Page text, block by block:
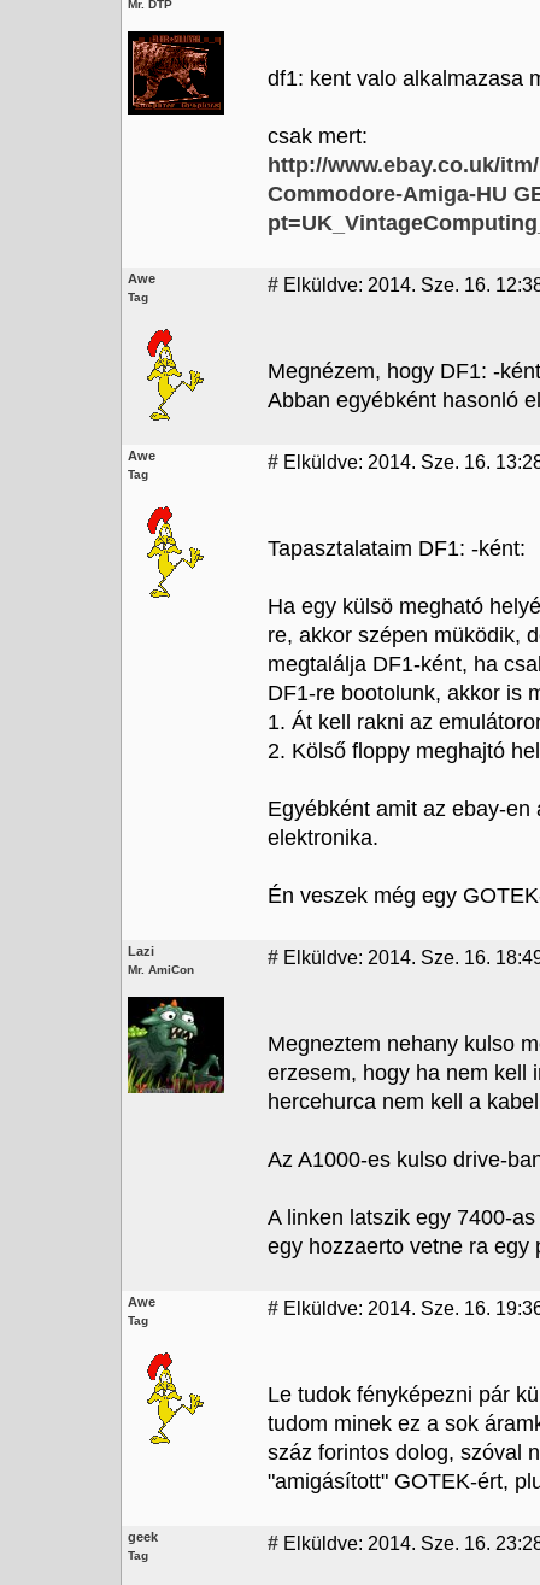
Mr. DTP
df1: kent valo alkalmazasa
csak mert:
http://www.ebay.co.uk/
Commodore-Amiga-HU
Awe
Tag
# Elküldve: 2014. Sze. 16.
Megnézem, hogy DF1: -
Abban egyébként hasonló
Awe
Tag
# Elküldve: 2014. Sze. 16.
Tapasztalataim DF1: -ként:
Ha egy külsö megható
re, akkor szépen müködik,
megtalálja DF1-ként, ha
DF1-re bootolunk, akkor is
1. Át kell rakni az
2. Kölső floppy meghajtó
Egyébként amit az ebay-
elektronika.
Én veszek még egy
Lazi
Mr. AmiCon
# Elküldve: 2014. Sze. 16.
Megneztem nehany kulso
erzesem, hogy ha nem kell
hercehurca nem kell a
Az A1000-es kulso drive-
A linken latszik egy 7400-
egy hozzaerto vetne ra egy
Awe
Tag
# Elküldve: 2014. Sze. 16.
Le tudok fényképezni pár
tudom minek ez a sok
száz forintos dolog, szóval
"amigásított" GOTEK-ért,
geek
Tag
# Elküldve: 2014. Sze. 16.